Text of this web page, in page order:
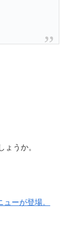
ょうか。
ーが登場。